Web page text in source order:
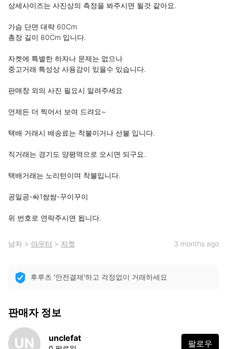
상세사이즈는 사진상의 측정을 봐주시면 될것 같아요.
가슴 단면 대략 60Cm
총장 길이 80Cm 입니다.
자켓에 특별한 하자나 문제는 없으나
중고거래 특성상 사용감이 있을수 있습니다.
판매창 외의 사진 필요시 알려주세요
언제든 더 찍어서 보여 드려요~
택배 거래시 배송료는 착불이거나 선불 입니다.
직거래는 경기도 양평역으로 오시면 되구요.
택배거래는 노리턴이며 착불입니다.
공일공-싸1쌈쌈-꾸이꾸이
위 번호로 연락주시면 됩니다.
남자 > 아우터 > 자켓 3 months ago
후루츠 '안전결제'하고 걱정없이 거래하세요
판매자 정보
UN unclefat
팔로우